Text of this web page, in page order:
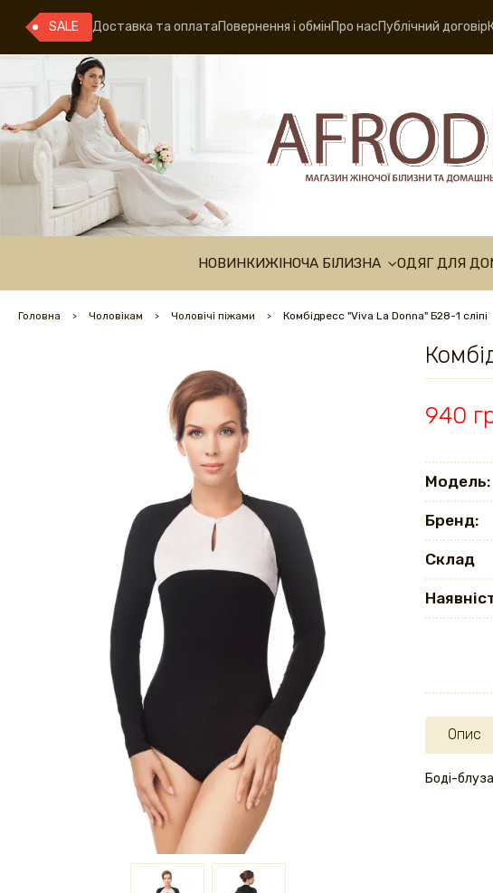
SALE Доставка та оплатаПовернення і обмінПро насПублічний договір
НОВИНКИЖІНОЧА БІЛИЗНА ОДЯГ ДЛЯ
Головна Чоловікам Чоловічі піжами Комбідресс "Viva La Donna" Б28-1 сліпі
940
Модель:
Бренд:
Склад
Опис
Боді-